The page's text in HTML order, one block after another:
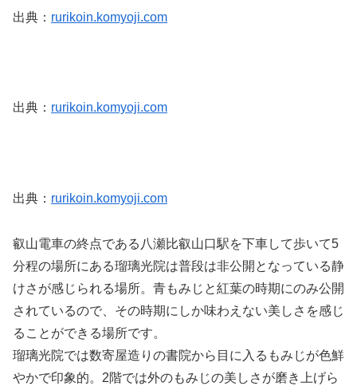
出典： rurikoin.komyoji.com
出典： rurikoin.komyoji.com
出典： rurikoin.komyoji.com
叡山電車の終点である八瀬比叡山口駅を下車して歩いて5
分程の場所にある瑠璃光院は普段は非公開となっている静
けさが感じられる場所。青もみじと紅葉の時期にのみ公開
されているので、その時期にしか味わえない美しさを感じ
ることができる場所です。
瑠璃光院では数寄屋造りの書院から目に入るもみじが色鮮
やかで印象的。2階では外のもみじの美しさが磨き上げら